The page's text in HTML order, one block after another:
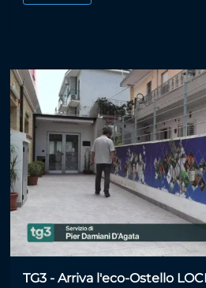
TG3 - Arriva l'eco-Ostello